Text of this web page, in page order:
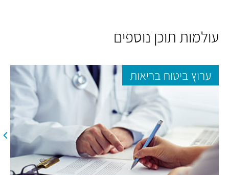
עולמות תוכן נוספים
ערוץ ביטוח בריאות